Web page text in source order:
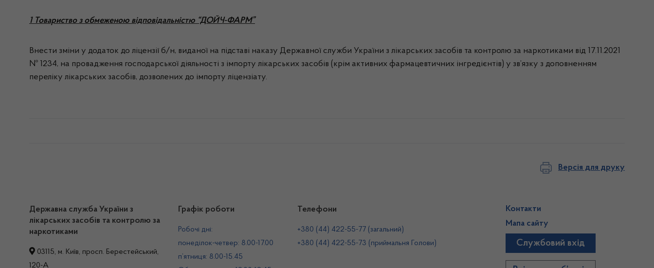
1 Товариство з обмеженою відповідальністю “ДОЙЧ-ФАРМ”
Внести зміни у додаток до ліцензії б/н, виданої на підставі наказу Державної служби України з лікарських засобів та контролю за наркотиками від 17.11.2021
№ 1234, на провадження господарської діяльності з імпорту лікарських засобів (крім активних фармацевтичних інгредієнтів) у зв’язку з доповненням
переліку лікарських засобів, дозволених до імпорту ліцензіату.
Версія для друку
Державна служба України з
лікарських засобів та контролю за
наркотиками
03115, м. Київ, просп. Берестейський,
120-А
Графік роботи
Робочі дні:
понеділок-четвер: 8.00-17.00
п’ятниця: 8.00-15.45
Телефони
+380 (44) 422-55-77 (загальний)
+380 (44) 422-55-73 (приймальня Голови)
Контакти
Мапа сайту
Службовий вхід